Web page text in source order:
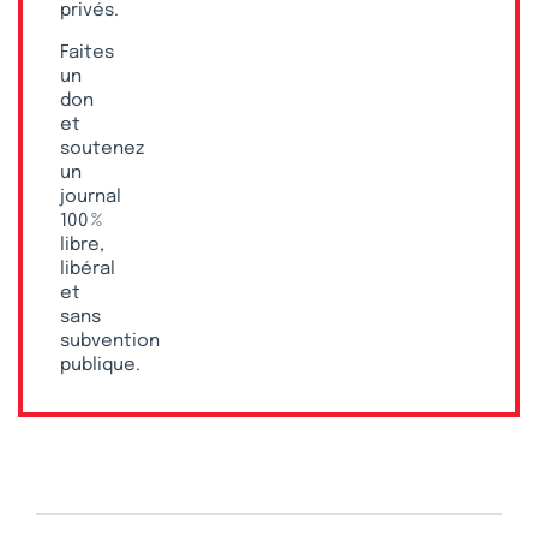
privés.
Faites
un
don
et
soutenez
un
journal
100 %
libre,
libéral
et
sans
subvention
publique.